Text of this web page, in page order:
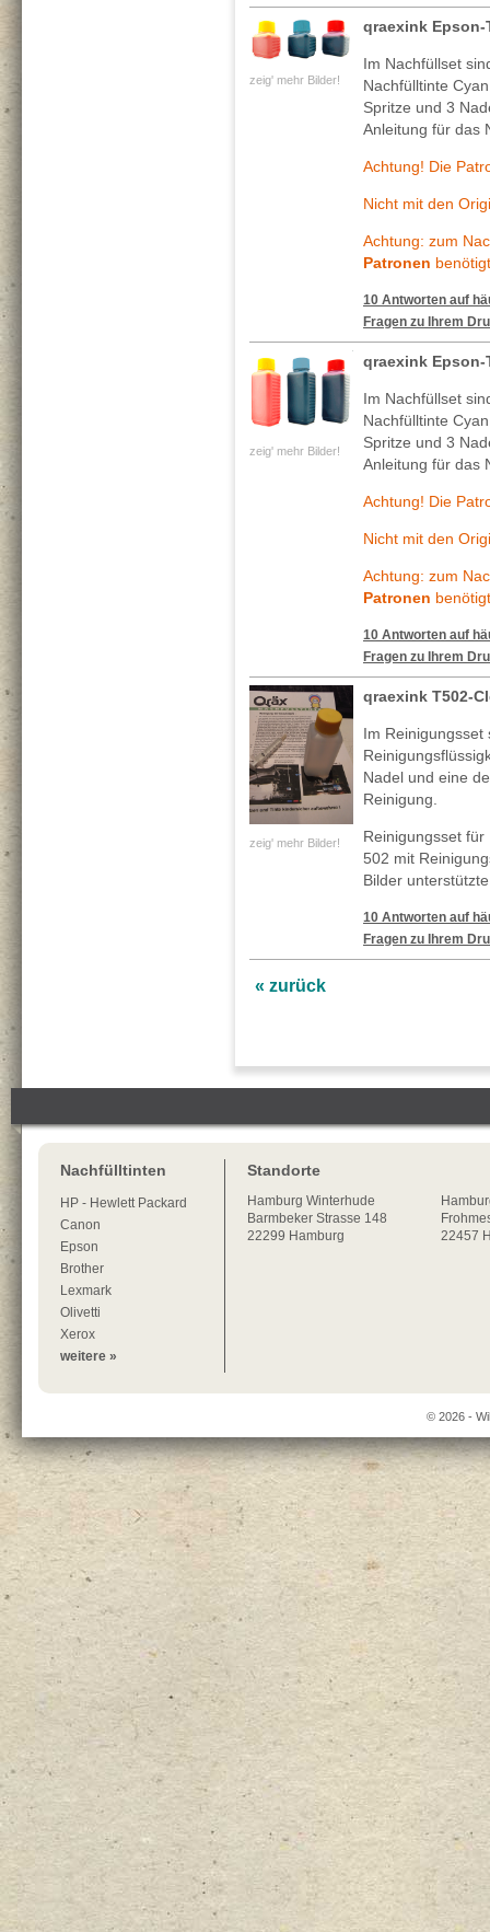
zeig' mehr Bilder!
qraexink Epson-
Im Nachfüllset
Nachfülltinte
Spritze und 3
Anleitung für das
Achtung! Die
Nicht mit den
Achtung: zum
Patronen
10 Antworten auf
Fragen zu Ihrem
zeig' mehr Bilder!
qraexink Epson-
Im Nachfüllset
Nachfülltinte
Spritze und 3
Anleitung für das
Achtung! Die
Nicht mit den
Achtung: zum
Patronen
10 Antworten auf
Fragen zu Ihrem
zeig' mehr Bilder!
qraexink T502-
Im Reinigungsset
Nadel und eine
Reinigung.
Reinigungsset
502 mit
Bilder
10 Antworten auf
Fragen zu Ihrem
« zurück
Nachfülltinten
HP - Hewlett Packard
Canon
Epson
Brother
Lexmark
Olivetti
Xerox
weitere »
Standorte
Hamburg Winterhude
Barmbeker Strasse 148
22299 Hamburg
22457
© 2026 -